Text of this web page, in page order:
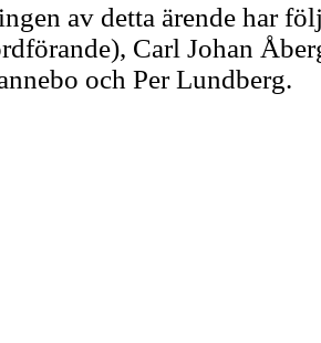
av detta ärende har
Carl Johan
och Per Lundberg.